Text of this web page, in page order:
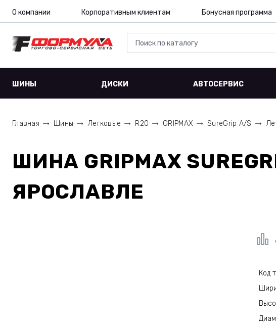
О компании Корпоративным клиентам Бонусная программа
ШИНЫ ДИСКИ АВТОСЕРВИС
Главная Шины Легковые R20 GRIPMAX SureGrip A/S
ШИНА GRIPMAX
ЯРОСЛАВЛЕ
Код